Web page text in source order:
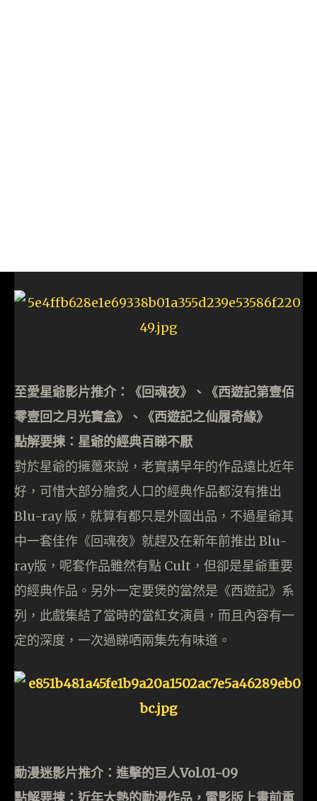
至愛星爺影片推介：《回魂夜》、《西遊記第壹佰
零壹回之月光寶盒》、《西遊記之仙履奇緣》
點解要揀：星爺的經典百睇不厭
對於星爺的擁躉來說，老實講早年的作品遠比近年
好，可惜大部分膾炙人口的經典作品都沒有推出
Blu-ray 版，就算有都只是外國出品，不過星爺其
中一套佳作《回魂夜》就趕及在新年前推出 Blu-
ray版，呢套作品雖然有點 Cult，但卻是星爺重要
的經典作品。另外一定要煲的當然是《西遊記》系
列，此戲集結了當時的當紅女演員，而且內容有一
定的深度，一次過睇哂兩集先有味道。
動漫迷影片推介：進擊的巨人Vol.01-09